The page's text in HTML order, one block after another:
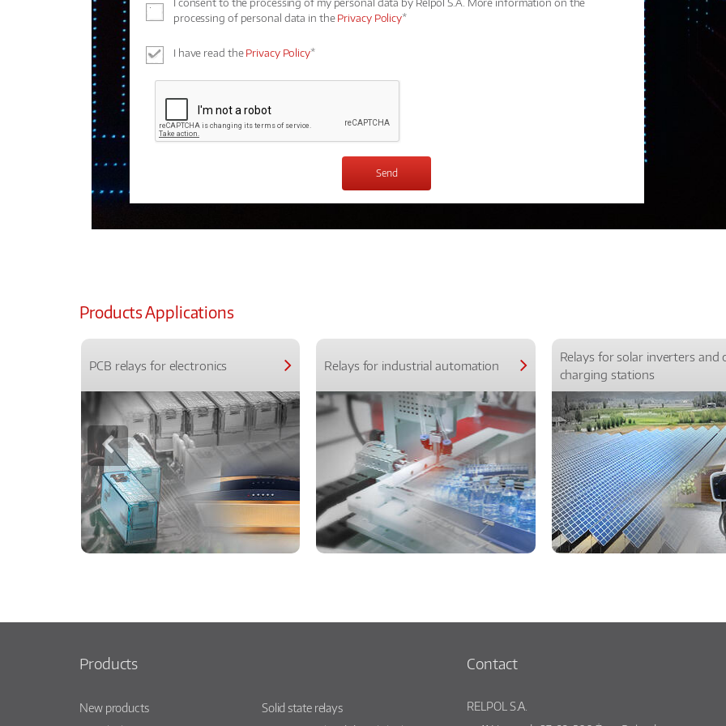
I consent to the processing of my personal data by Relpol S.A. More information on the
processing of personal data in thePrivacy Policy*
I have read thePrivacy Policy*
Products Applications
PCB relays for electronics Relays for industrial automation
Relays for solar inverters and
charging stations
Products
New products
Solid state relays
Contact
RELPOL S.A.